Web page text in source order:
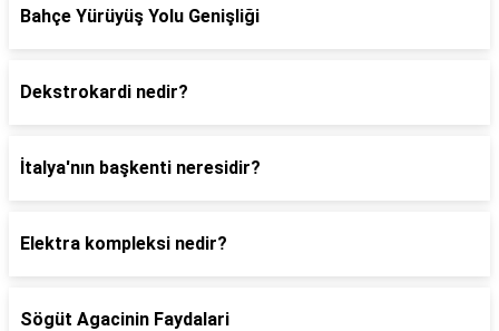
Bahçe Yürüyüş Yolu Genişliği
Dekstrokardi nedir?
İtalya'nın başkenti neresidir?
Elektra kompleksi nedir?
Sögüt Agacinin Faydalari